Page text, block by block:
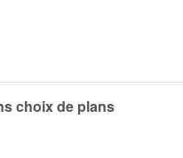
choix de plans